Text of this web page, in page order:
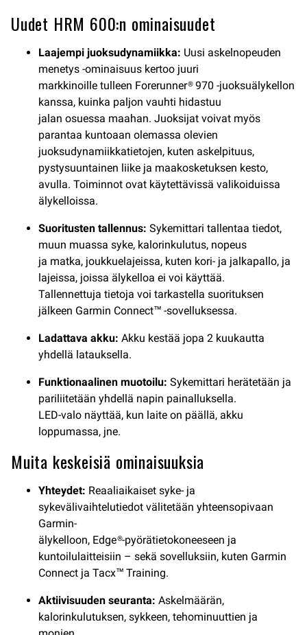
Uudet HRM 600:n ominaisuudet
Laajempi juoksudynamiikka: Uusi askelnopeuden
menetys -ominaisuus kertoo juuri
markkinoille tulleen Forerunner® 970 -juoksuälykellon
kanssa, kuinka paljon vauhti hidastuu
jalan osuessa maahan. Juoksijat voivat myös
parantaa kuntoaan olemassa olevien
juoksudynamiikkatietojen, kuten askelpituus,
pystysuuntainen liike ja maakosketuksen kesto,
avulla. Toiminnot ovat käytettävissä valikoiduissa
älykelloissa.
Suoritusten tallennus: Sykemittari tallentaa tiedot,
muun muassa syke, kalorinkulutus, nopeus
ja matka, joukkuelajeissa, kuten kori- ja jalkapallo, ja
lajeissa, joissa älykelloa ei voi käyttää.
Tallennettuja tietoja voi tarkastella suorituksen
jälkeen Garmin Connect™ -sovelluksessa.
Ladattava akku: Akku kestää jopa 2 kuukautta
yhdellä latauksella.
Funktionaalinen muotoilu: Sykemittari herätetään ja
pariliitetään yhdellä napin painalluksella.
LED-valo näyttää, kun laite on päällä, akku
loppumassa, jne.
Muita keskeisiä ominaisuuksia
Yhteydet: Reaaliaikaiset syke- ja
sykevälivaihtelutiedot välitetään yhteensopivaan
Garmin-
älykelloon, Edge®-pyörätietokoneeseen ja
kuntoilulaitteisiin – sekä sovelluksiin, kuten Garmin
Connect ja Tacx™ Training.
Aktiivisuuden seuranta: Askelmäärän,
kalorinkulutuksen, sykkeen, tehominuuttien ja